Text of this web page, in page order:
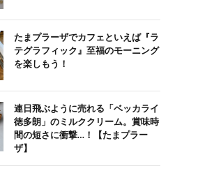
たまプラーザでカフェといえば『ラ
テグラフィック』至福のモーニング
を楽しもう！
連日飛ぶように売れる「ベッカライ
徳多朗」のミルククリーム。賞味時
間の短さに衝撃…！【たまプラー
ザ】